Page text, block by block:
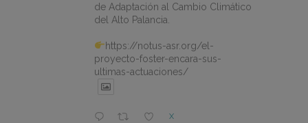
de Adaptación al Cambio Climático
del Alto Palancia.
https://notus-asr.org/el-
proyecto-foster-encara-sus-
ultimas-actuaciones/
X